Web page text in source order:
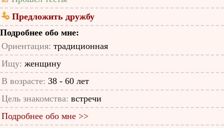
Предложить дружбу
Подробнее обо мне:
Ориентация: традиционная
Ищу: женщину
В возрасте: 38 - 60 лет
Цель знакомства: встречи
Подробнее обо мне >>